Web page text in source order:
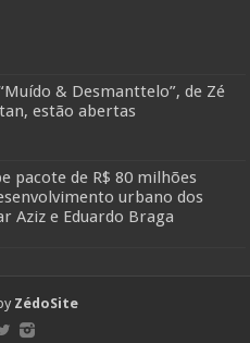
& Desmanttelo”, de Zé
estão abertas
pacote de R$ 80 milhões
urbano dos
Aziz e Eduardo Braga
ZédoSite